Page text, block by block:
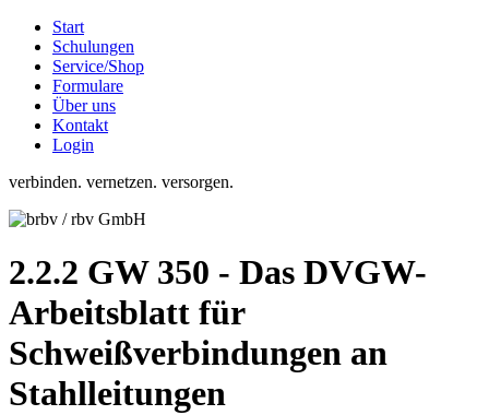
Start
Schulungen
Service/Shop
Formulare
Über uns
Kontakt
Login
verbinden. vernetzen. versorgen.
2.2.2 GW 350 - Das DVGW-
Arbeitsblatt für
Schweißverbindungen an
Stahlleitungen